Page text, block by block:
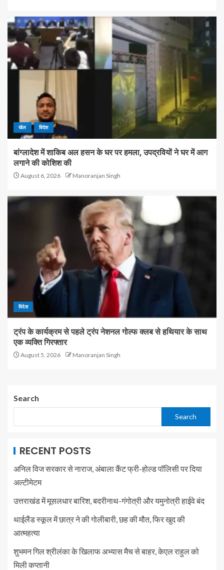
खेल विदेश
बांग्लादेश में शाकिब अल हसन के घर पर हमला, उपद्रवियों ने घर में आग
लगाने की कोशिश की
August 6, 2026 Manoranjan Singh
विदेश
ट्रंप के कार्यक्रम से पहले ट्रंप नेशनल गोल्फ क्लब से हथियार के साथ
एक व्यक्ति गिरफ्तार
August 5, 2026 Manoranjan Singh
Search
Search
RECENT POSTS
अनिल विज सरकार से नाराज, अंबाला कैंट फ्री-होल्ड पॉलिसी पर दिया
अल्टीमेटम
उत्तराखंड में मूसलधार बारिश, बदरीनाथ-गंगोत्री और यमुनोत्री हाईवे बंद
थाईलैंड स्कूल में छात्र ने की गोलीबारी, छह की मौत, फिर खुद की
आत्महत्या
शुभमन गिल श्रीलंका के खिलाफ अभ्यास मैच से बाहर, केएल राहुल को
मिली कप्तानी